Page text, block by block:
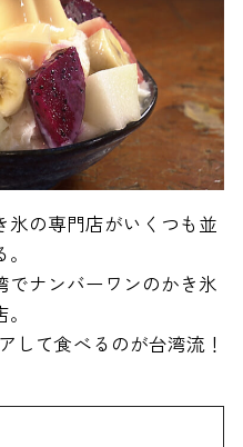
氷の専門店がいくつも並
でナンバーワンのかき氷
して食べるのが台湾流！